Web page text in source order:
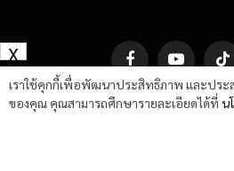
FacebookYouTube
เราใช้คุกกี้เพื่อพัฒนาประสิทธิภาพ และประ
ของคุณ คุณสามารถศึกษารายละเอียดได้ที่ น
X